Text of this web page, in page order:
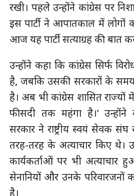
रखी। पहले उन्होंने कांग्रेस पर
इस पार्टी ने आपातकाल में लोगों
आज यह पार्टी सत्याग्रह की बात
उन्होंने कहा कि कांग्रेस सिर्फ
है, जबकि उसकी सरकारों के
है। अब भी कांग्रेस शासित
फीसदी तक महंगा है।’ उन्होंने
सरकार ने राष्ट्रीय स्वयं सेवक
तरह-तरह के अत्याचार किए
कार्यकर्ताओं पर भी
सेनानियों और उनके परिवारजनों
है।